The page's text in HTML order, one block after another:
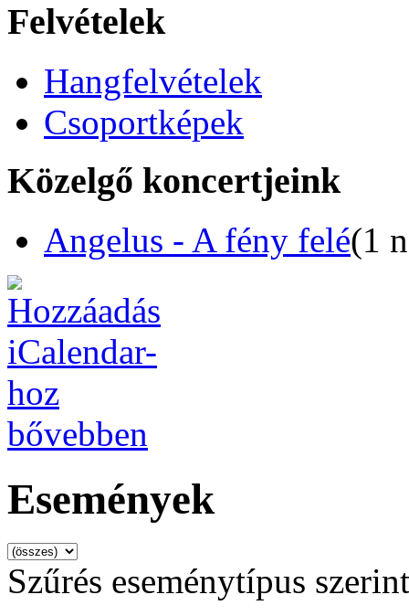
Felvételek
Hangfelvételek
Csoportképek
Közelgő koncertjeink
Angelus - A fény felé(1
bővebben
Események
Szűrés eseménytípus szerint